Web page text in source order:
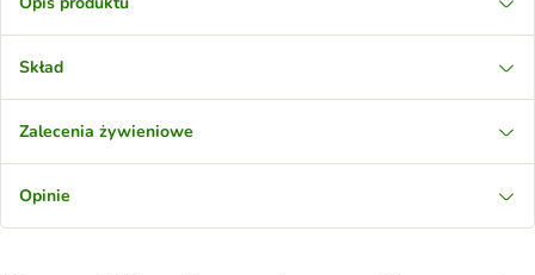
Skład
Zalecenia żywieniowe
Opinie